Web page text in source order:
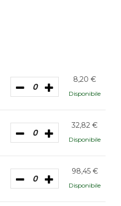
8,20 €
Disponibile
32,82 €
Disponibile
98,45 €
Disponibile